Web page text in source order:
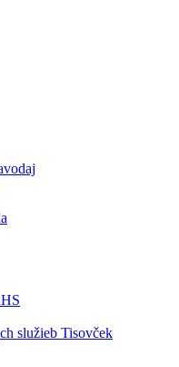
služieb Tisovček